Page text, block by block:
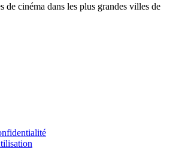
de cinéma dans les plus grandes villes de